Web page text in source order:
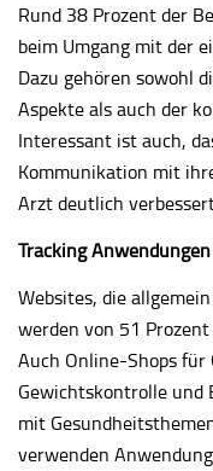
Rund 38 Prozent der
beim Umgang mit der
Dazu gehören sowohl
Aspekte als auch der
Interessant ist auch,
Kommunikation mit
Arzt deutlich
Tracking
Websites, die
werden von 51
Auch Online-Shops
Gewichtskontrolle und
mit
verwenden